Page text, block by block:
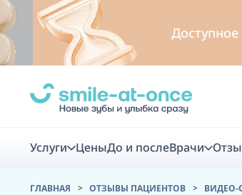
Доступное
Услуги ЦеныДо и послеВрачи
ГЛАВНАЯ ОТЗЫВЫ ПАЦИЕНТОВ